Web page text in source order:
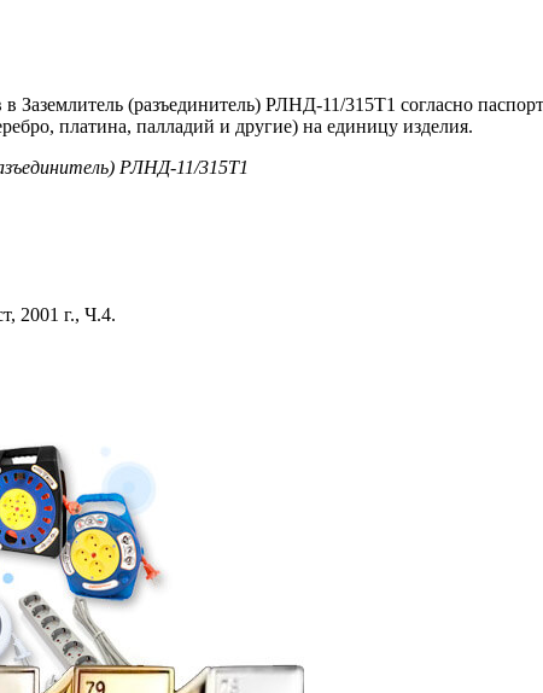
Заземлитель (разъединитель) РЛНД-11/315Т1 согласно
платина, палладий и другие) на единицу изделия.
РЛНД-11/315Т1
2001 г., Ч.4.